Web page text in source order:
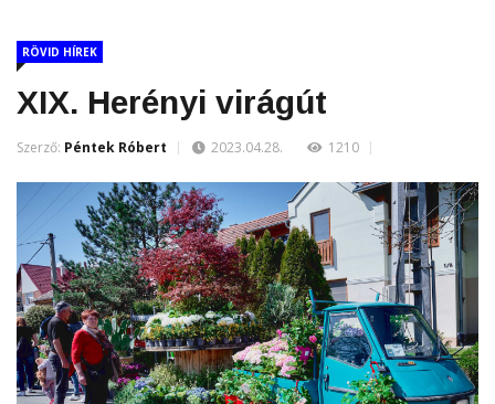
RÖVID HÍREK
XIX. Herényi virágút
Szerző: Péntek Róbert 2023.04.28. 1210